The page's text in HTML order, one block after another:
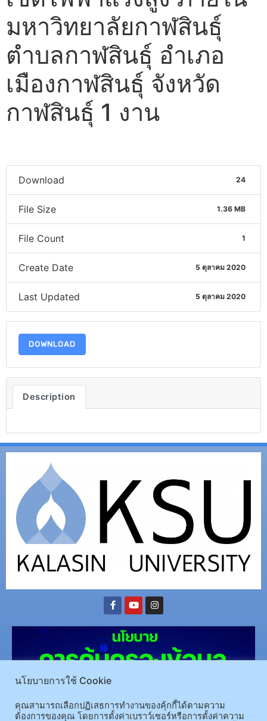
มหาวิทยาลัยกาฬสินธุ์
ตำบลกาฬสินธุ์ อำเภอ
เมืองกาฬสินธุ์ จังหวัด
กาฬสินธุ์ 1 งาน
Download 24
File Size 1.36 MB
File Count 1
Create Date 5 ตุลาคม 2020
Last Updated 5 ตุลาคม 2020
DOWNLOAD
Description
นโยบายการใช้ Cookie
คุณสามารถเลือกปฏิเสธการทำงานของคุ้กกี้ได้ตามความ
ต้องการของคุณ โดยการตั้งค่าเบราว์เซอร์หรือการตั้งค่าความ